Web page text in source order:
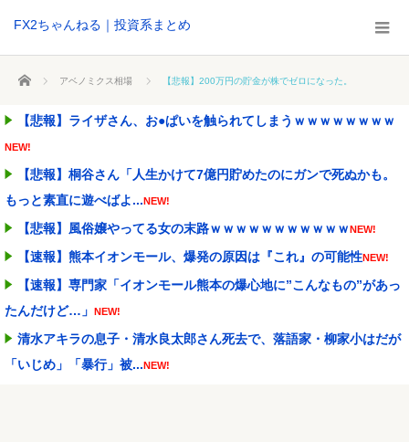
FX2ちゃんねる｜投資系まとめ
ホーム アベノミクス相場 【悲報】200万円の貯金が株でゼロになった。
【悲報】ライザさん、お●ぱいを触られてしまうｗｗｗｗｗｗｗｗ
NEW!
【悲報】桐谷さん「人生かけて7億円貯めたのにガンで死ぬかも。
もっと素直に遊べばよ...NEW!
【悲報】風俗嬢やってる女の末路ｗｗｗｗｗｗｗｗｗｗｗNEW!
【速報】熊本イオンモール、爆発の原因は『これ』の可能性NEW!
【速報】専門家「イオンモール熊本の爆心地に”こんなもの”があっ
たんだけど…」 NEW!
清水アキラの息子・清水良太郎さん死去で、落語家・柳家小はだが
「いじめ」「暴行」被...NEW!